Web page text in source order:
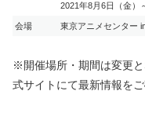
2021年8月6日（金）
会場 東京アニメセンター
※開催場所・期間は変更
式サイトにて最新情報を